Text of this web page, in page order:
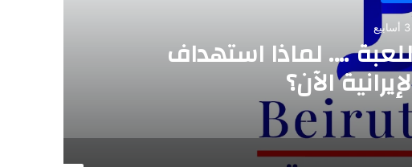
…. لماذا استهداف
الآن؟